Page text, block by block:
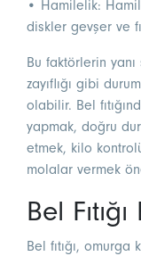
• Hamilelik:
diskler gevşer ve
Bu faktörlerin yanı
zayıflığı gibi
olabilir. Bel
yapmak, doğru
etmek, kilo
molalar vermek
Bel
Bel fıtığı,